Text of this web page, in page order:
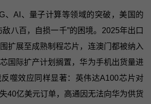
、AI、量子计算等领域的突破，美国的
敌八百，自损一千”的困境。2025年出口
扩展至成熟制程芯片，连澳门都被纳入
国际扩产计划搁置，华为手机出货量进
噬效应同样显著：英伟达A100芯片对
40亿美元订单，高通因无法向华为供货